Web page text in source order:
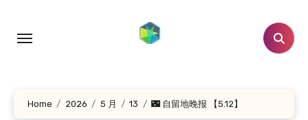
Home 2026 5 月 13 🌃 自留地晚报 【5.12】